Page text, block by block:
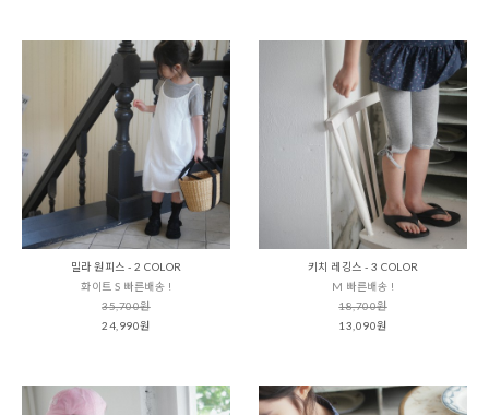
밀라 원피스 - 2 COLOR
화이트 S 빠른배송 !
35,700원
24,990원
키치 레깅스 - 3 COLOR
M 빠른배송 !
18,700원
13,090원